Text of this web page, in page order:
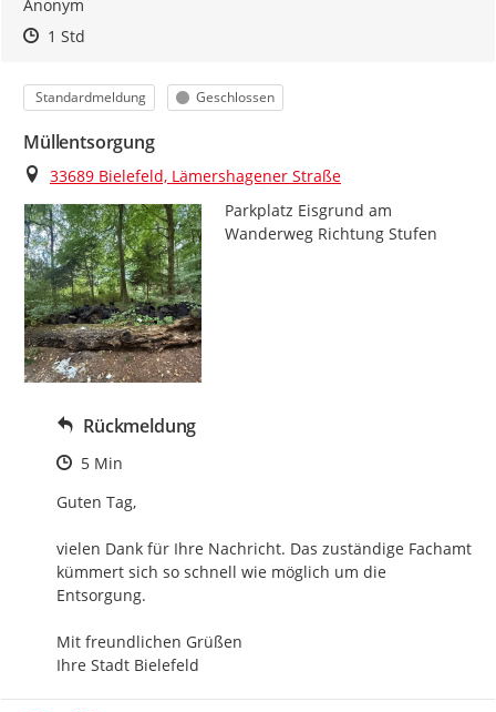
Anonym
Zeitpunkt des Erstellens
Zeitpunkt des Erstellens
1 StdZur Äußerung
Kategorie
Standardmeldung Status
Geschlossen
Müllentsorgung
Ort
33689 Bielefeld, Lämershagener Straße
Parkplatz Eisgrund am
Wanderweg Richtung Stufen
Rückmeldung
Zeitpunkt des Erstellens
5 Min
Guten Tag,
vielen Dank für Ihre Nachricht. Das zuständige Fachamt
kümmert sich so schnell wie möglich um die
Entsorgung.
Mit freundlichen Grüßen
Ihre Stadt Bielefeld